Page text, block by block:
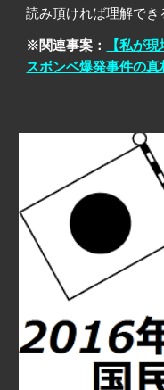
読み頂ければ理解でき
※関連事案：
【私が
スボンベ爆発事件の真